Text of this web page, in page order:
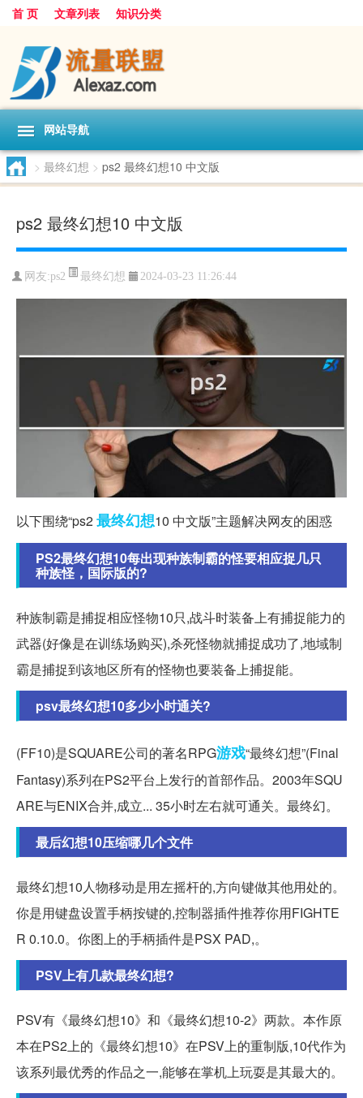
首 页 文章列表 知识分类
网站导航
> 最终幻想 > ps2 最终幻想10 中文版
ps2 最终幻想10 中文版
网友:ps2 最终幻想 2024-03-23 11:26:44
以下围绕“ps2最终幻想10 中文版”主题解决网友的困惑
PS2最终幻想10每出现种族制霸的怪要相应捉几只
种族怪，国际版的?
种族制霸是捕捉相应怪物10只,战斗时装备上有捕捉能力的
武器(好像是在训练场购买),杀死怪物就捕捉成功了,地域制
霸是捕捉到该地区所有的怪物也要装备上捕捉能。
psv最终幻想10多少小时通关?
(FF10)是SQUARE公司的著名RPG游戏“最终幻想”(Final
Fantasy)系列在PS2平台上发行的首部作品。2003年SQU
ARE与ENIX合并,成立... 35小时左右就可通关。最终幻。
最后幻想10压缩哪几个文件
最终幻想10人物移动是用左摇杆的,方向键做其他用处的。
你是用键盘设置手柄按键的,控制器插件推荐你用FIGHTE
R 0.10.0。你图上的手柄插件是PSX PAD,。
PSV上有几款最终幻想?
PSV有《最终幻想10》和《最终幻想10-2》两款。本作原
本在PS2上的《最终幻想10》在PSV上的重制版,10代作为
该系列最优秀的作品之一,能够在掌机上玩耍是其最大的。